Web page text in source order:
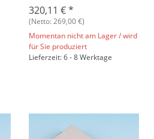
320,11 €*
(Netto: 269,00 €)
Momentan nicht am Lager / wird
für Sie produziert
Lieferzeit: 6 - 8 Werktage